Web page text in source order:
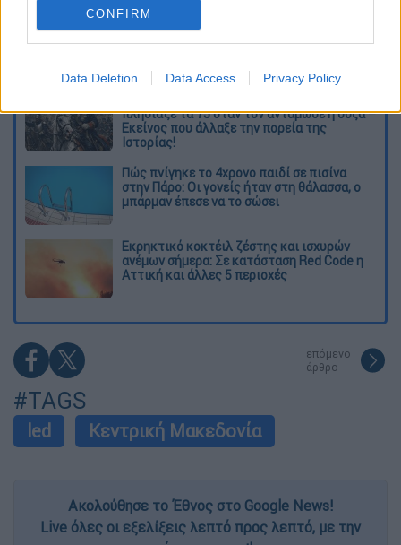
CONFIRM
Data Deletion Data Access Privacy Policy
Από το Μίσιγκαν στον Λευκό Οίκο: Τι
σημαίνει η νίκη του Αμπντούλ Ελ-Σαγέντ
πλησίαζε τα 75 όταν τον αντάμωσε η δόξα –
Εκείνος που άλλαξε την πορεία της
Ιστορίας!
Πώς πνίγηκε το 4χρονο παιδί σε πισίνα
στην Πάρο: Οι γονείς ήταν στη θάλασσα, ο
μπάρμαν έπεσε να το σώσει
Εκρηκτικό κοκτέιλ ζέστης και ισχυρών
ανέμων σήμερα: Σε κατάσταση Red Code η
Αττική και άλλες 5 περιοχές
επόμενο
άρθρο
#TAGS
led Κεντρική Μακεδονία
Ακολούθησε το Έθνος στο Google News!
Live όλες οι εξελίξεις λεπτό προς λεπτό, με την